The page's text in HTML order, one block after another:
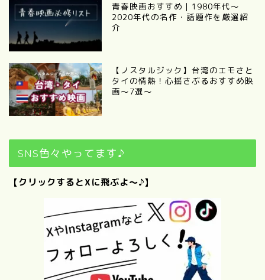
青春映画おすすめ｜1980年代〜
2020年代の名作・話題作を厳選紹
介
【ノスタルジック】台湾のエモさと
タイの情熱！心揺さぶるおすすめ映
画～7選～
SNS色々やってます♪
【クリックするとXに飛ぶよ～♪】